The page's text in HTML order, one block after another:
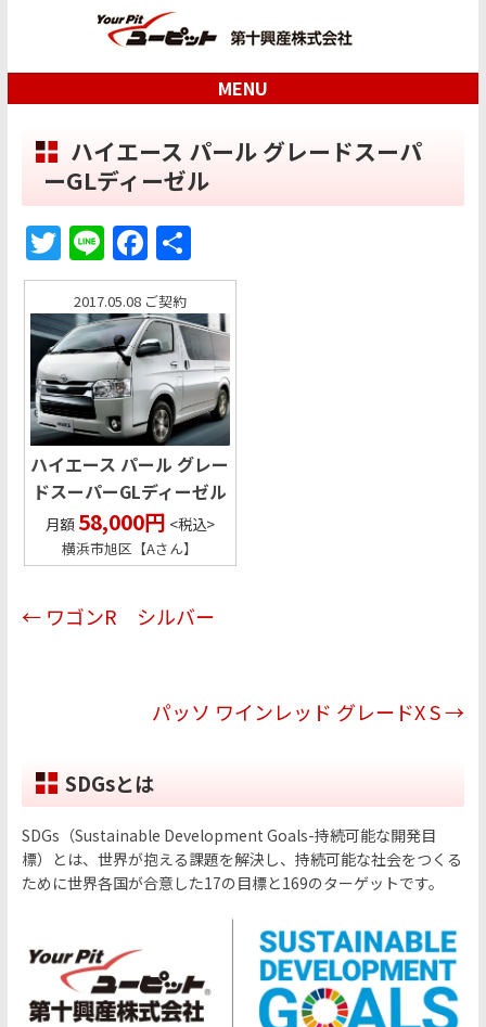
MENU
ハイエース パール グレードスーパ
ーGLディーゼル
T
w
itt
er
Li
n
e
F
a
c
e
b
o
o
k
共
有
2017.05.08
ハイエース パール グレー
ドスーパーGLディーゼル
58,000円
横浜市旭区【Aさん】
←ワゴンR シルバー
パッソ ワインレッド グレードX S→
SDGsとは
SDGs（Sustainable Development Goals-持続可能な開発目
標）とは、世界が抱える課題を解決し、持続可能な社会をつくる
ために世界各国が合意した17の目標と169のターゲットです。